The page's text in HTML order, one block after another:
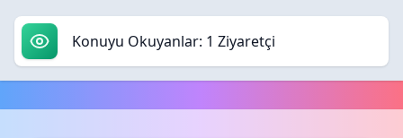
Konuyu Okuyanlar: 1 Ziyaretçi